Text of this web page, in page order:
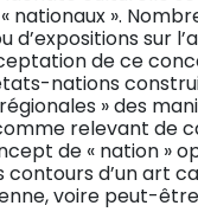
nationaux ».
sur
de ce
nations
» des
relevant de
de « nation »
contours d’un art
voire peut-